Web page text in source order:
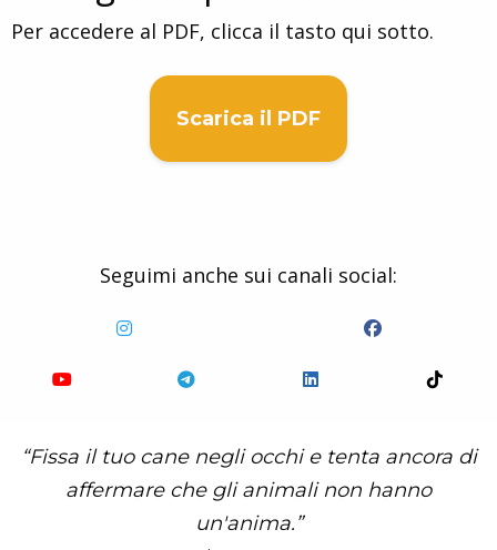
Per accedere al PDF, clicca il tasto qui sotto.
Scarica il PDF
Seguimi anche sui canali social:
“Fissa il tuo cane negli occhi e tenta ancora di
affermare che gli animali non hanno
un'anima.”